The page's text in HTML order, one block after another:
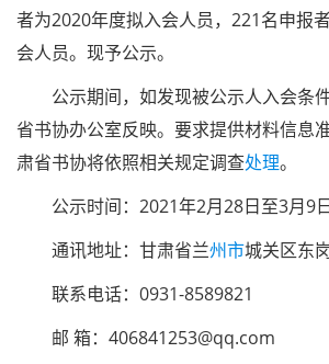
者为2020年度拟入会人员，221名申报
会人员。现予公示。
公示期间，如发现被公示人入会条
省书协办公室反映。要求提供材料信息
肃省书协将依照相关规定调查处理。
公示时间：2021年2月28日至3月9日
通讯地址：甘肃省兰州市城关区东
联系电话：0931-8589821
邮 箱：406841253@qq.com